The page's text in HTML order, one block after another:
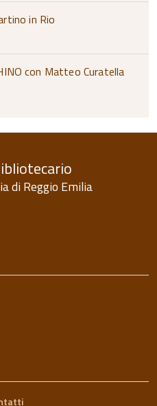
in Rio
con Matteo Curatella
di Reggio Emilia